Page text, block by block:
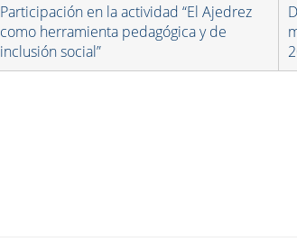
Participación en la actividad “El Ajedrez
como herramienta pedagógica y de
inclusión social”